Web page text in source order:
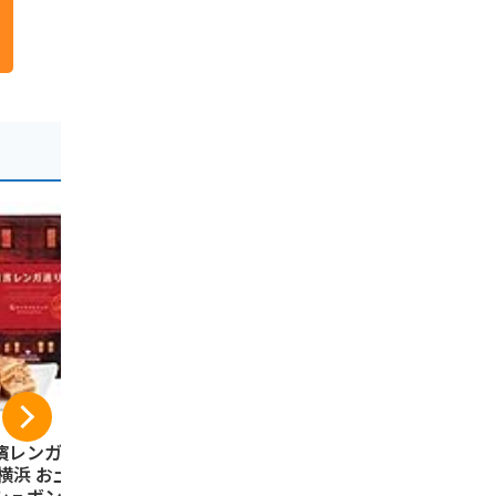
レンガ通り12個
浜 お土産 ウイ